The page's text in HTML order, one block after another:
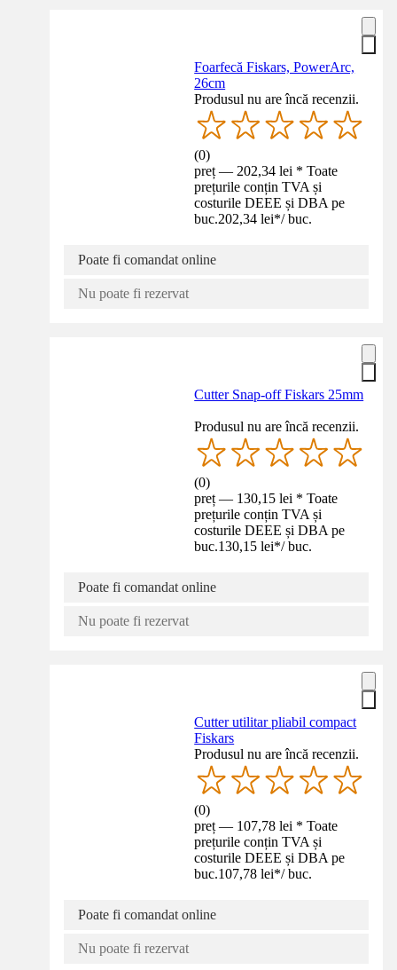
Foarfecă Fiskars, PowerArc,
26cm
Produsul nu are încă recenzii.
(0)
preț — 202,34 lei * Toate
prețurile conțin TVA și
costurile DEEE și DBA pe
buc.202,34 lei*/ buc.
Poate fi comandat online
Nu poate fi rezervat
Cutter Snap-off Fiskars 25mm
Produsul nu are încă recenzii.
(0)
preț — 130,15 lei * Toate
prețurile conțin TVA și
costurile DEEE și DBA pe
buc.130,15 lei*/ buc.
Poate fi comandat online
Nu poate fi rezervat
Cutter utilitar pliabil compact
Fiskars
Produsul nu are încă recenzii.
(0)
preț — 107,78 lei * Toate
prețurile conțin TVA și
costurile DEEE și DBA pe
buc.107,78 lei*/ buc.
Poate fi comandat online
Nu poate fi rezervat